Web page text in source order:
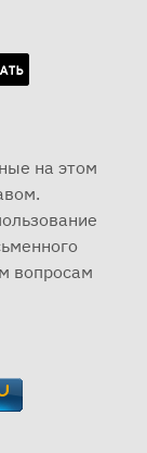
на этом
вопросам